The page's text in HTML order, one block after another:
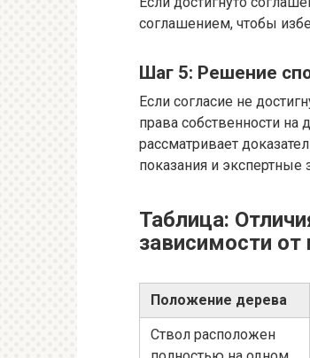
соглашением, чтобы
Шаг 5: Решение
Если согласие не
права собственности
рассматривает
показания и экспертные
Таблица:
зависимости
Положение дерева
Ствол расположен